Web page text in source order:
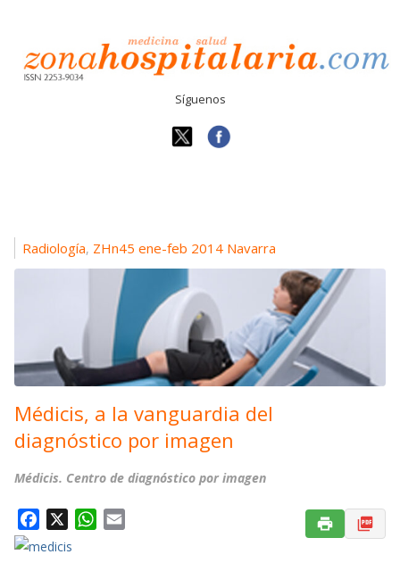
Síguenos
Radiología, ZHn45 ene-feb 2014 Navarra
Médicis, a la vanguardia del
diagnóstico por imagen
Médicis. Centro de diagnóstico por imagen
a
W